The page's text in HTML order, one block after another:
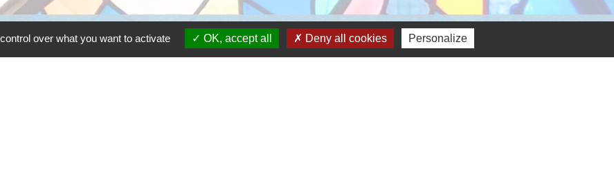
vacances
over what you want to activate OK, accept all Deny all cookies Personalize